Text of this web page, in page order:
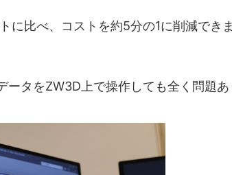
比べ、コストを約5分の1に削減できま
タをZW3D上で操作しても全く問題あ